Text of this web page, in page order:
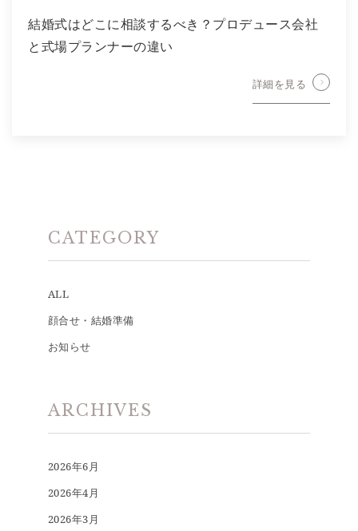
結婚式はどこに相談するべき？プロデュース会社
と式場プランナーの違い
詳細を見る
CATEGORY
ALL
顔合せ・結婚準備
お知らせ
ARCHIVES
2026年6月
2026年4月
2026年3月